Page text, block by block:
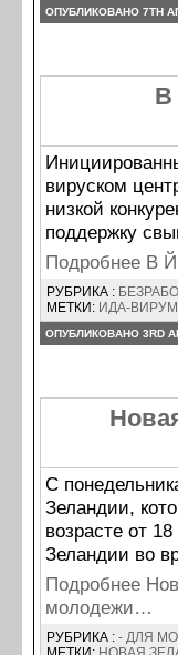
ОПУБЛИКОВАНО 7TH
В
вируском
низкой
поддержку
Подробнее В
РУБРИКА :
МЕТКИ: ИДА-
ОПУБЛИКОВАНО 3RD
С
Зеландии,
возрасте от
Зеландии во
Подробнее
молодежи…
РУБРИКА : - ДЛЯ